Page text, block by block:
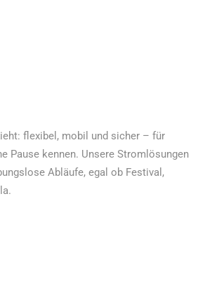
flexibel, mobil und sicher – für
Pause kennen. Unsere Stromlösungen
Abläufe, egal ob Festival,